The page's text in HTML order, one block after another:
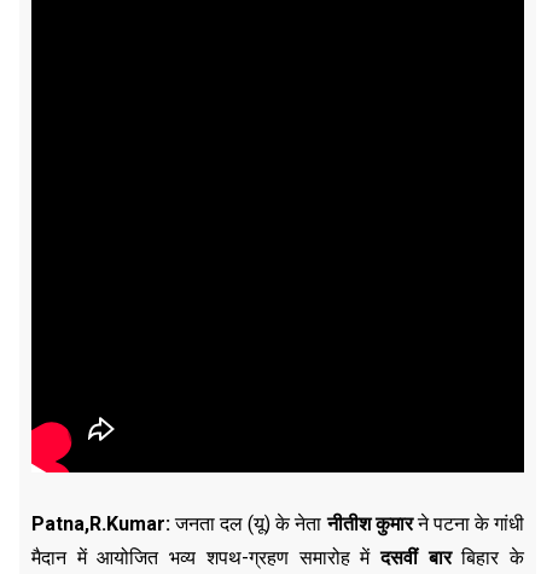
Patna,R.Kumar:जनता दल (यू) के नेतानीतीश कुमारने पटना के गांधी
मैदान में आयोजित भव्य शपथ-ग्रहण समारोह मेंदसवीं बारबिहार के